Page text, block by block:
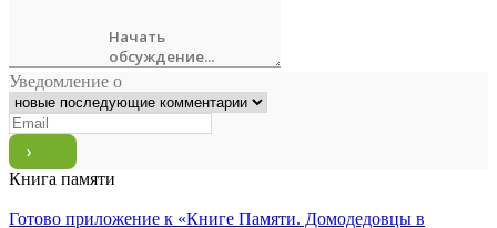
Уведомление о
Книга памяти
Готово приложение к «Книге Памяти. Домодедовцы в